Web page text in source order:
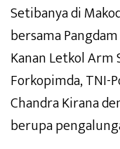
Setibanya di
bersama
Kanan Letkol
Forkopimda, TNI-
Chandra Kirana
berupa